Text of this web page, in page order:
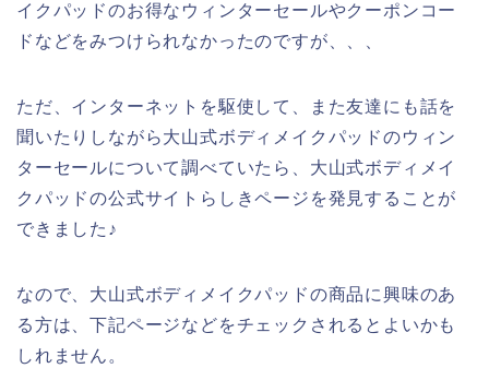
イクパッドのお得なウィンターセールやクーポンコー
ドなどをみつけられなかったのですが、、、
ただ、インターネットを駆使して、また友達にも話を
聞いたりしながら大山式ボディメイクパッドのウィン
ターセールについて調べていたら、大山式ボディメイ
クパッドの公式サイトらしきページを発見することが
できました♪
なので、大山式ボディメイクパッドの商品に興味のあ
る方は、下記ページなどをチェックされるとよいかも
しれません。